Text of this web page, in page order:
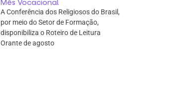
Mês Vocacional
A Conferência dos Religiosos do Brasil,
por meio do Setor de Formação,
disponibiliza o Roteiro de Leitura
Orante de agosto